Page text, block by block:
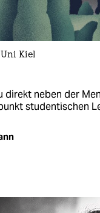
Kiel
direkt neben der
studentischen